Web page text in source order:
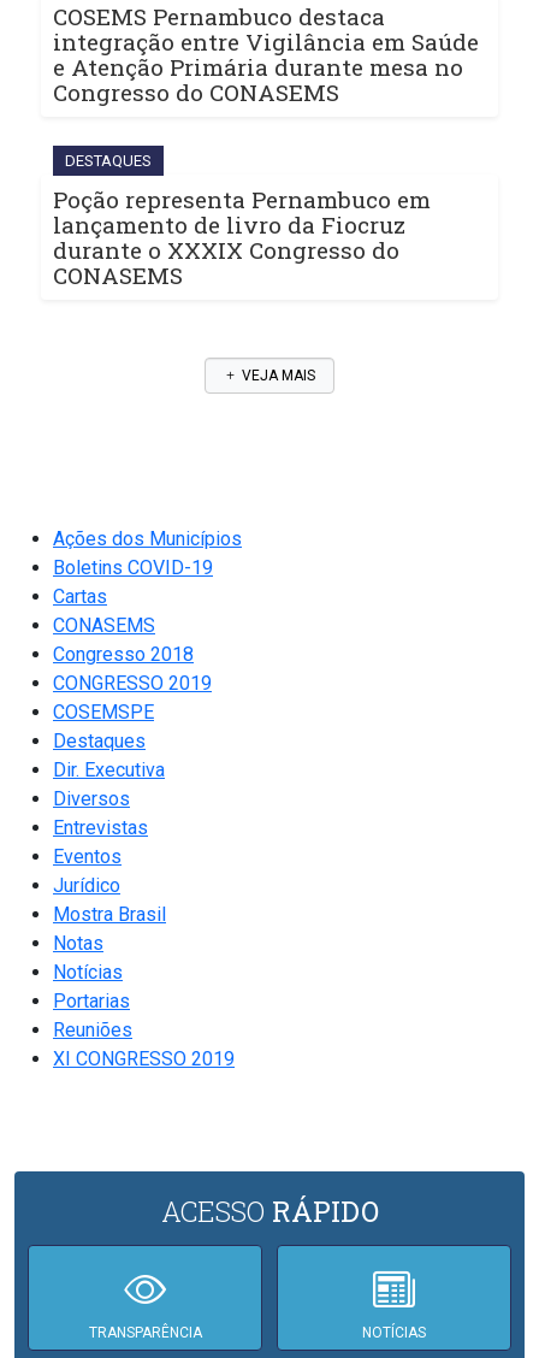
COSEMS Pernambuco destaca
integração entre Vigilância em Saúde
e Atenção Primária durante mesa no
Congresso do CONASEMS
DESTAQUES
Poção representa Pernambuco em
lançamento de livro da Fiocruz
durante o XXXIX Congresso do
CONASEMS
VEJA MAIS
Ações dos Municípios
Boletins COVID-19
Cartas
CONASEMS
Congresso 2018
CONGRESSO 2019
COSEMSPE
Destaques
Dir. Executiva
Diversos
Entrevistas
Eventos
Jurídico
Mostra Brasil
Notas
Notícias
Portarias
Reuniões
XI CONGRESSO 2019
ACESSO RÁPIDO
TRANSPARÊNCIA NOTÍCIAS